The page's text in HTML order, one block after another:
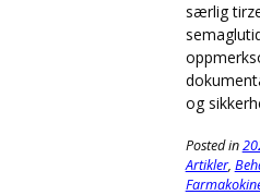
særlig
og
Posted in
Artikler,